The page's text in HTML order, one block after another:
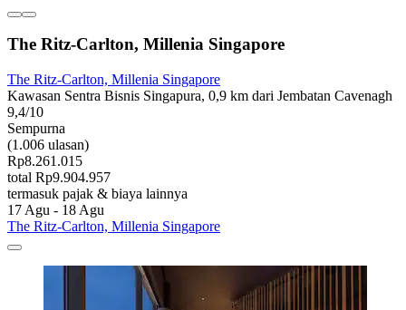
The Ritz-Carlton, Millenia Singapore
The Ritz-Carlton, Millenia Singapore
Kawasan Sentra Bisnis Singapura, 0,9 km dari Jembatan Cavenagh
9,4/10
Sempurna
(1.006 ulasan)
Rp8.261.015
total Rp9.904.957
termasuk pajak & biaya lainnya
17 Agu - 18 Agu
The Ritz-Carlton, Millenia Singapore